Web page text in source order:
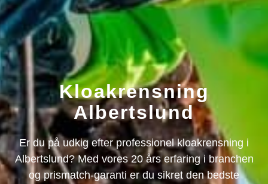
Kloakrensning
Albertslund
Er du på udkig efter professionel kloakrensning i
Albertslund? Med vores 20 års erfaring i branchen
og prismatch-garanti er du sikret den bedste